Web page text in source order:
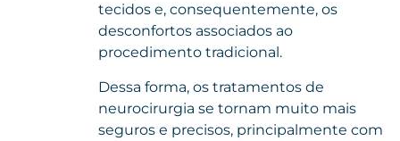
tecidos e, consequentemente, os
desconfortos associados ao
procedimento tradicional.
Dessa forma, os tratamentos de
neurocirurgia se tornam muito mais
seguros e precisos, principalmente com